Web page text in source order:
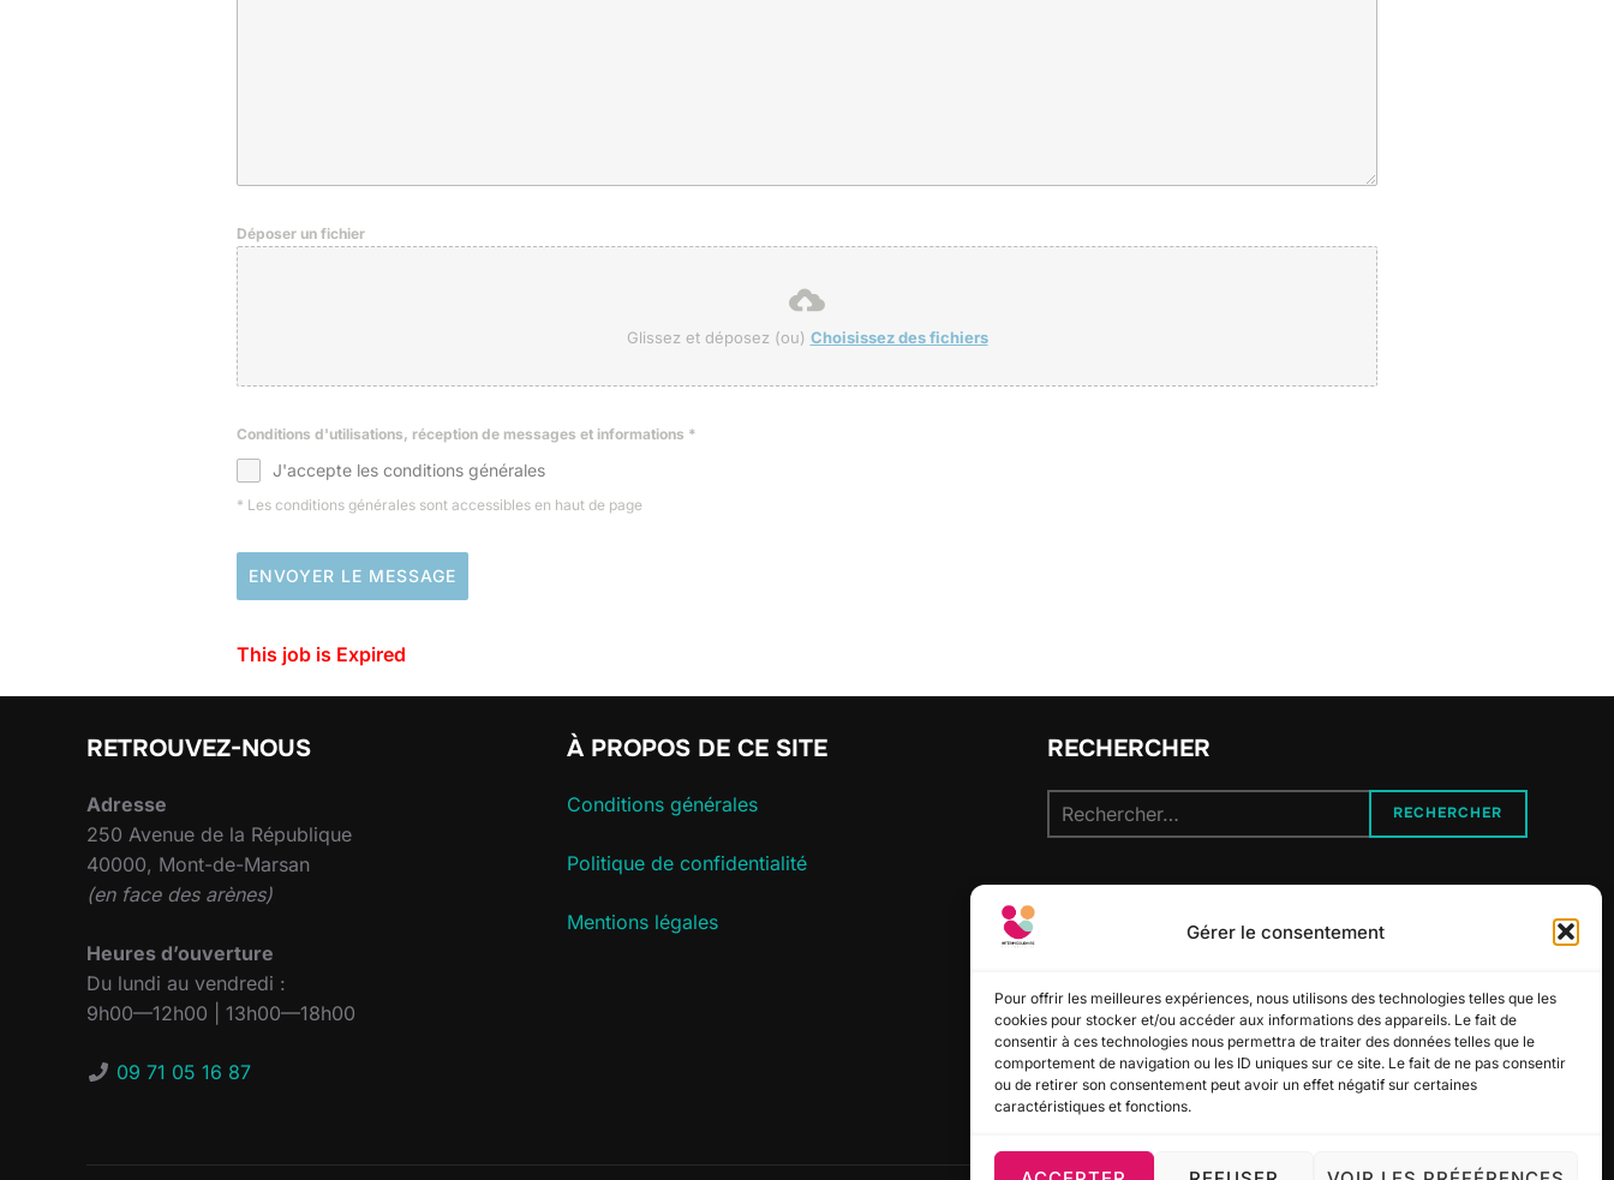
Gérer le consentement
Pour offrir les meilleures expériences, nous utilisons des technologies telles que les
cookies pour stocker et/ou accéder aux informations des appareils. Le fait de
consentir à ces technologies nous permettra de traiter des données telles que le
comportement de navigation ou les ID uniques sur ce site. Le fait de ne pas consentir
ou de retirer son consentement peut avoir un effet négatif sur certaines
caractéristiques et fonctions.
Déposer un fichier
Glissez et déposez (ou) Choisissez des fichiers
Conditions d'utilisations, réception de messages et informations *
J'accepte les conditions générales
* Les conditions générales sont accessibles en haut de page
ENVOYER LE MESSAGE
This job is Expired
RETROUVEZ-NOUS
Adresse
250 Avenue de la République
40000, Mont-de-Marsan
(en face des arènes)
Heures d’ouverture
Du lundi au vendredi :
9h00—12h00 | 13h00—18h00
09 71 05 16 87
À PROPOS DE CE SITE
Conditions générales
Politique de confidentialité
Mentions légales
RECHERCHER
Recherche
pour :
RECHERCHER